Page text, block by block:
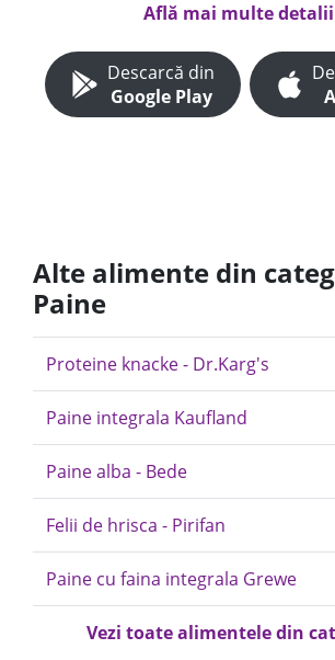
Află mai multe detalii
Descarcă din
Google Play
Alte alimente din
Paine
Proteine knacke - Dr.Karg's
Paine integrala Kaufland
Paine alba - Bede
Felii de hrisca - Pirifan
Paine cu faina integrala Grewe
Vezi toate alimentele din